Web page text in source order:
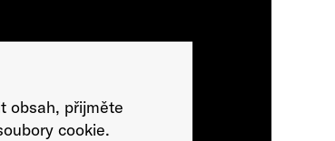
obsah, přijměte
cookie.